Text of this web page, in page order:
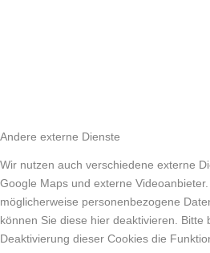
Andere externe Dienste
Wir nutzen auch verschiedene externe
Google Maps und externe
möglicherweise personenbezogene
können Sie diese hier deaktivieren. Bitte
Deaktivierung dieser Cookies die